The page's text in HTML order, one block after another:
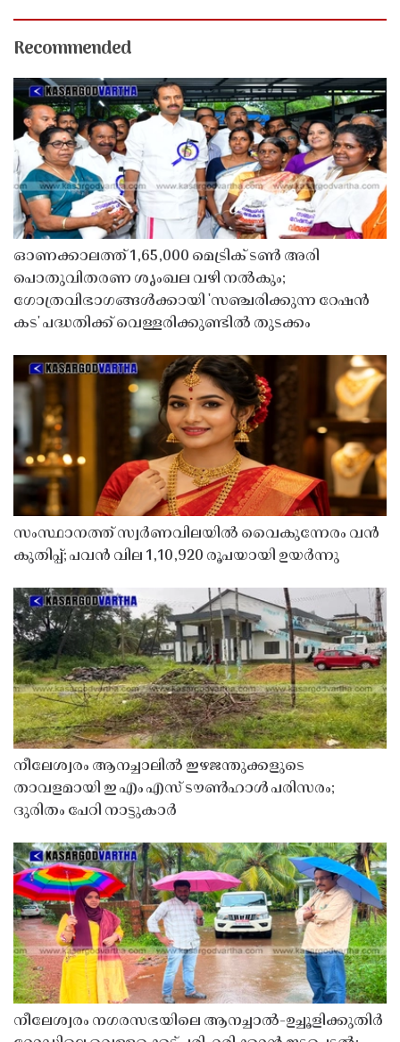
Recommended
ഓണക്കാലത്ത് 1,65,000 മെട്രിക് ടൺ അരി
പൊതുവിതരണ ശൃംഖല വഴി നൽകും;
ഗോത്രവിഭാഗങ്ങൾക്കായി 'സഞ്ചരിക്കുന്ന റേഷൻ
കട' പദ്ധതിക്ക് വെള്ളരിക്കുണ്ടിൽ തുടക്കം
സംസ്ഥാനത്ത് സ്വർണവിലയിൽ വൈകുന്നേരം വൻ
കുതിപ്പ്; പവൻ വില 1,10,920 രൂപയായി ഉയർന്നു
നീലേശ്വരം ആനച്ചാലിൽ ഇഴജന്തുക്കളുടെ
താവളമായി ഇ എം എസ് ടൗൺഹാൾ പരിസരം;
ദുരിതം പേറി നാട്ടുകാർ
നീലേശ്വരം നഗരസഭയിലെ ആനച്ചാൽ-ഉച്ചൂളിക്കുതിർ